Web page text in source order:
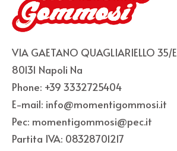
VIA GAETANO QUAGLIARIELLO 35/E
80131 Napoli Na
Phone: +39 3332725404
E-mail: info@momentigommosi.it
Pec: momentigommosi@pec.it
Partita IVA: 08328701217